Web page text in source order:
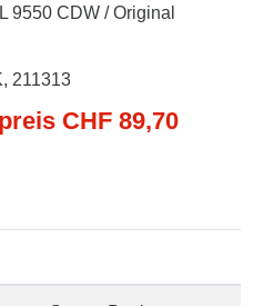
9550 CDW / Original
211313
CHF 89,70